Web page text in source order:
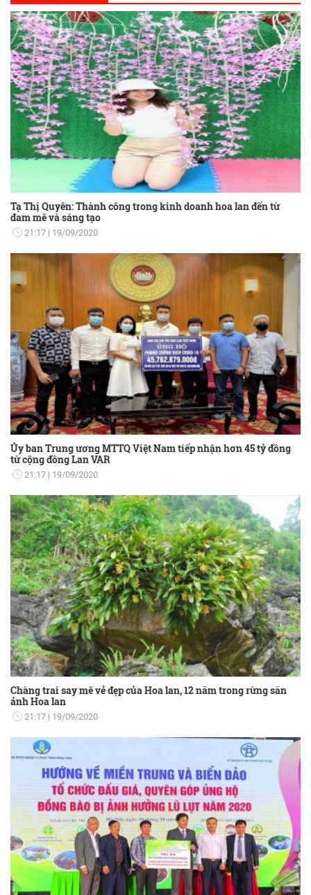
Tạ Thị Quyên: Thành công trong kinh doanh hoa lan đến từ
đam mê và sáng tạo
21:17 19/09/2020
Ủy ban Trung ương MTTQ Việt Nam tiếp nhận hơn 45 tỷ đồng
từ cộng đồng Lan VAR
21:17 19/09/2020
Chàng trai say mê vẻ đẹp của Hoa lan, 12 năm trong rừng săn
ảnh Hoa lan
21:17 19/09/2020